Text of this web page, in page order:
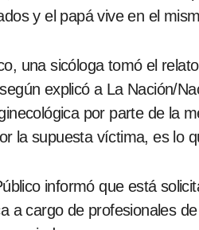
y el papá vive en el
una sicóloga tomó el
explicó a La Nación/
por parte de la
la supuesta víctima, es lo
informó que está
a cargo de profesionales